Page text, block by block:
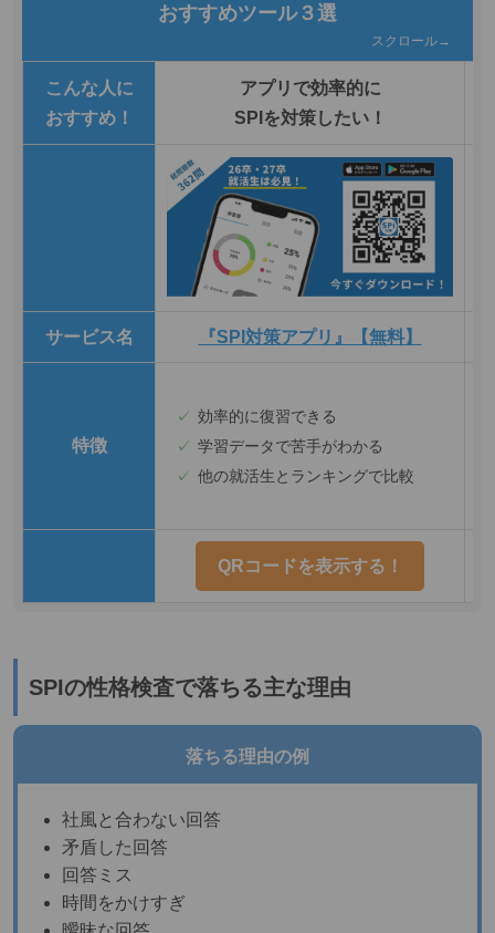
おすすめツール３選
スクロール→
こんな人に
おすすめ！
アプリで効率的に
SPIを対策したい！
サービス名 『SPI対策アプリ』【無料】
特徴
効率的に復習できる
学習データで苦手がわかる
他の就活生とランキングで比較
QRコードを表示する！
​​SPIの性格検査で落ちる主な理由
落ちる理由の例
社風と合わない回答
矛盾した回答
回答ミス
時間をかけすぎ